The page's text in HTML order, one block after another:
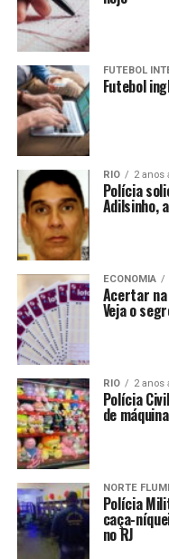
FUTEBOL
Futebol
RIO 2 anos
Polícia
Adilsinho,
ECONOMIA
Acertar
Veja o
RIO 2 anos
Polícia
de
NORTE
Polícia
caça-
no RJ